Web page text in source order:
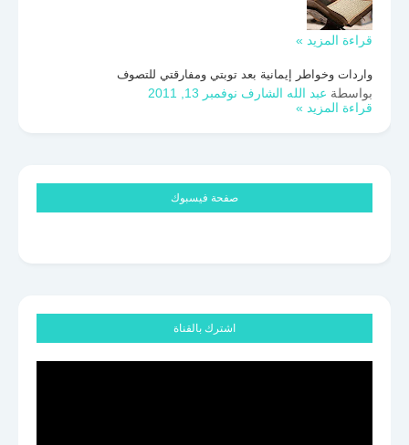
قراءة المزيد »
واردات وخواطر إيمانية بعد توبتي ومفارقتي للتصوف
بواسطة عبد الله الشارف نوفمبر 13, 2011
قراءة المزيد »
صفحة فيسبوك
اشترك بالقناة